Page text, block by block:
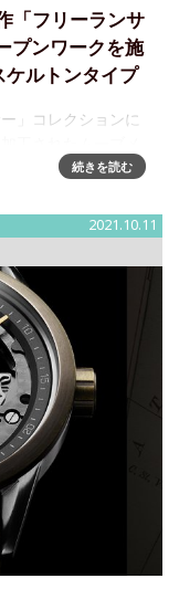
「フリーランサ
プンワークを施
ケルトンタイプ
」コレクションに
ザインを追加スイ
続きを読む
2021.10.11